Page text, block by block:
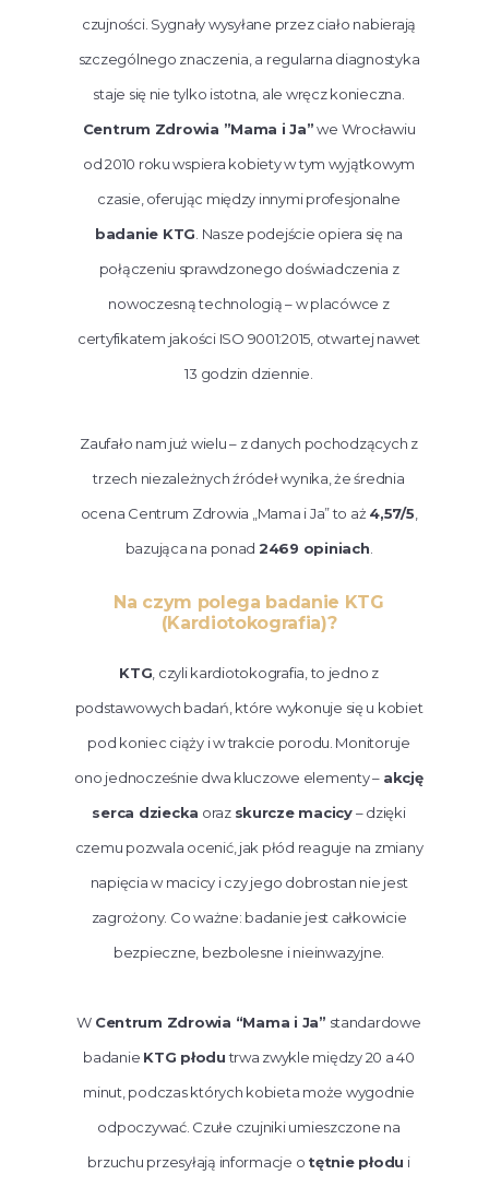
czujności. Sygnały wysyłane przez ciało nabierają
szczególnego znaczenia, a regularna diagnostyka
staje się nie tylko istotna, ale wręcz konieczna.
Centrum Zdrowia ”Mama i Ja”we Wrocławiu
od 2010 roku wspiera kobiety w tym wyjątkowym
czasie, oferując między innymi profesjonalne
badanie KTG . Nasze podejście opiera się na
połączeniu sprawdzonego doświadczenia z
nowoczesną technologią – w placówce z
certyfikatem jakości ISO 9001:2015, otwartej nawet
13 godzin dziennie.
Zaufało nam już wielu – z danych pochodzących z
trzech niezależnych źródeł wynika, że średnia
ocena Centrum Zdrowia „Mama i Ja” to aż 4,57/5
bazująca na ponad 2469 opiniach
Na czym polega badanie KTG
(Kardiotokografia)?
KTG , czyli kardiotokografia, to jedno z
podstawowych badań, które wykonuje się u kobiet
pod koniec ciąży i w trakcie porodu. Monitoruje
ono jednocześnie dwa kluczowe elementy – akcję
serca dziecka oraz skurcze macicy– dzięki
czemu pozwala ocenić, jak płód reaguje na zmiany
napięcia w macicy i czy jego dobrostan nie jest
zagrożony. Co ważne: badanie jest całkowicie
bezpieczne, bezbolesne i nieinwazyjne.
W Centrum Zdrowia “Mama i Ja” standardowe
badanie KTG płodutrwa zwykle między 20 a 40
minut, podczas których kobieta może wygodnie
odpoczywać. Czułe czujniki umieszczone na
brzuchu przesyłają informacje o tętnie płodu i